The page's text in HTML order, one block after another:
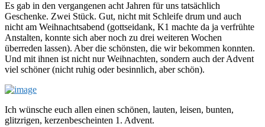
Es gab in den vergangenen acht Jahren für uns tatsächlich
Geschenke. Zwei Stück. Gut, nicht mit Schleife drum und auch
nicht am Weihnachtsabend (gottseidank, K1 machte da ja verfrühte
Anstalten, konnte sich aber noch zu drei weiteren Wochen
überreden lassen). Aber die schönsten, die wir bekommen konnten.
Und mit ihnen ist nicht nur Weihnachten, sondern auch der Advent
viel schöner (nicht ruhig oder besinnlich, aber schön).
Ich wünsche euch allen einen schönen, lauten, leisen, bunten,
glitzrigen, kerzenbescheinten 1. Advent.